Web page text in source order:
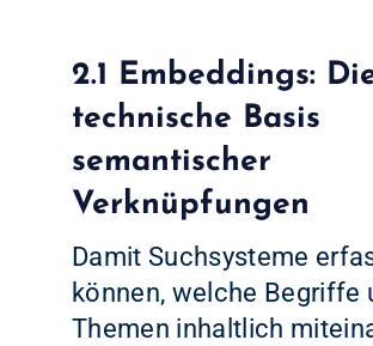
2.1 Embeddings:
technische Basis
semantischer
Verknüpfungen
Damit Suchsysteme
können, welche Begriffe
Themen inhaltlich